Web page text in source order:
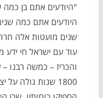
"היודעים אתם בן כמה
היודעים אתם כמה
שנים מועטות אלה
עוד עם ישראל חי
והכריז – כמשה רבנו
1800 שנות גולה